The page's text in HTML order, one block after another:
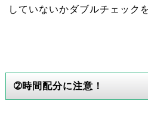
していないかダブルチェック
➁時間配分に注意！